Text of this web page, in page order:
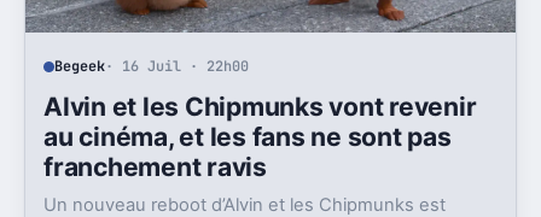
Begeek· 16 Juil · 22h00
Alvin et les Chipmunks vont revenir
au cinéma, et les fans ne sont pas
franchement ravis
Un nouveau reboot d’Alvin et les Chipmunks est